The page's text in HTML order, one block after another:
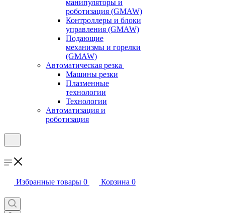
манипуляторы и
роботизация (GMAW)
Контроллеры и блоки
управления (GMAW)
Подающие
механизмы и горелки
(GMAW)
Автоматическая резка
Машины резки
Плазменные
технологии
Технологии
Автоматизация и
роботизация
Избранные товары 0 Корзина 0